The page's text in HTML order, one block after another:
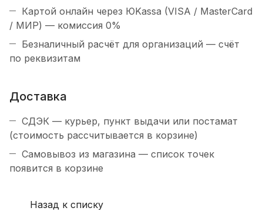
Картой онлайн через ЮKassa (VISA / MasterCard
/ МИР) — комиссия 0%
Безналичный расчёт для организаций — счёт
по реквизитам
Доставка
СДЭК — курьер, пункт выдачи или постамат
(стоимость рассчитывается в корзине)
Самовывоз из магазина — список точек
появится в корзине
Назад к списку